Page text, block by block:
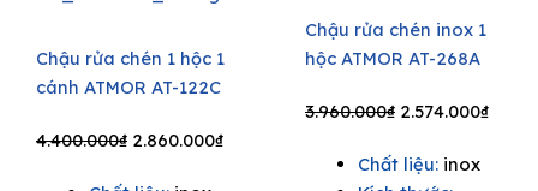
Chậu rửa chén 1 hộc 1
cánh ATMOR AT-122C
4.400.000₫ Original
2.860.000₫Current
Chậu rửa chén inox 1
hộc ATMOR AT-268A
3.960.000₫ Original
was:
2.574.000₫
Chất liệu:inox